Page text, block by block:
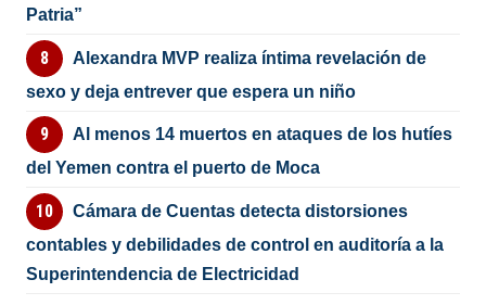
Patria”
Alexandra MVP realiza íntima revelación de
sexo y deja entrever que espera un niño
Al menos 14 muertos en ataques de los hutíes
del Yemen contra el puerto de Moca
Cámara de Cuentas detecta distorsiones
contables y debilidades de control en auditoría a la
Superintendencia de Electricidad